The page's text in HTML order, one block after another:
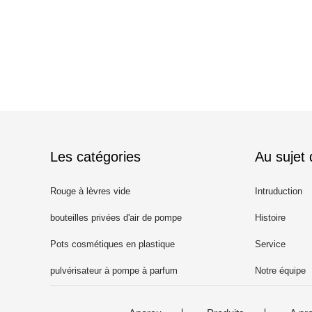
Les catégories
Rouge à lèvres vide
bouteilles privées d'air de pompe
Pots cosmétiques en plastique
pulvérisateur à pompe à parfum
Au sujet
Intruduction
Histoire
Service
Notre équipe